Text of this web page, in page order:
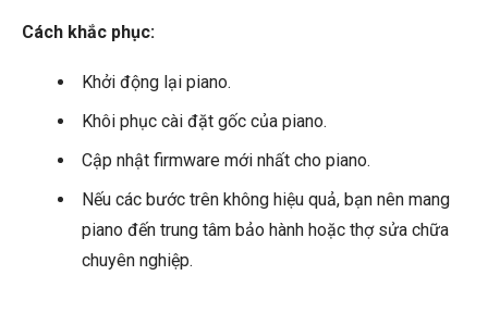
Cách khắc phục:
Khởi động lại piano.
Khôi phục cài đặt gốc của piano.
Cập nhật firmware mới nhất cho piano.
Nếu các bước trên không hiệu quả, bạn nên mang
piano đến trung tâm bảo hành hoặc thợ sửa chữa
chuyên nghiệp.